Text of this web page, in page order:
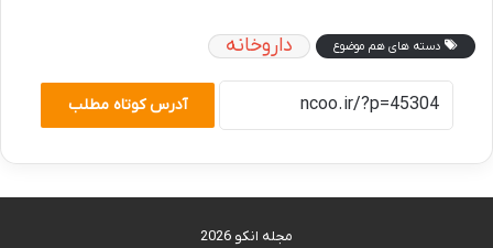
دسته های هم موضوع داروخانه
آدرس کوتاه مطلب
مجله انکو 2026